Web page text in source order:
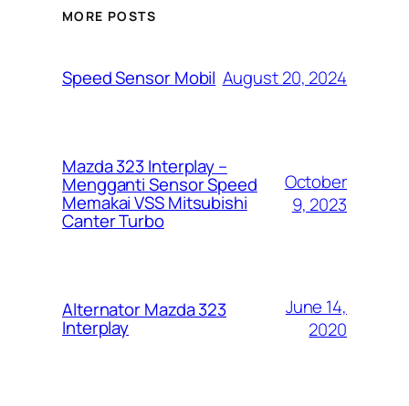
MORE POSTS
Speed Sensor Mobil August 20, 2024
Mazda 323 Interplay –
Mengganti Sensor Speed
Memakai VSS Mitsubishi
Canter Turbo
October
9, 2023
Alternator Mazda 323
Interplay
June 14,
2020